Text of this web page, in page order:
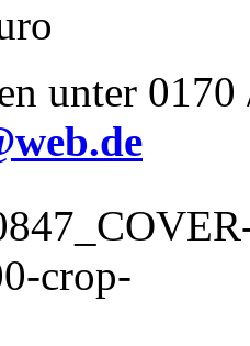
unter